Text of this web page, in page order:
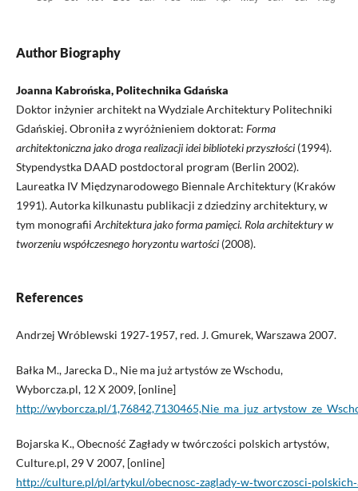
Author Biography
Joanna Kabrońska, Politechnika Gdańska
Doktor inżynier architekt na Wydziale Architektury Politechniki
Gdańskiej. Obroniła z wyróżnieniem doktorat: Forma
architektoniczna jako droga realizacji idei biblioteki przyszłości(1994).
Stypendystka DAAD postdoctoral program (Berlin 2002).
Laureatka IV Międzynarodowego Biennale Architektury (Kraków
1991). Autorka kilkunastu publikacji z dziedziny architektury, w
tym monografii Architektura jako forma pamięci. Rola architektury w
tworzeniu współczesnego horyzontu wartości(2008).
References
Andrzej Wróblewski 1927‑1957, red. J. Gmurek, Warszawa 2007.
Bałka M., Jarecka D., Nie ma już artystów ze Wschodu,
Wyborcza.pl, 12 X 2009, [online]
http://wyborcza.pl/
Bojarska K., Obecność Zagłady w twórczości polskich artystów,
Culture.pl, 29 V 2007, [online]
http://culture.pl/pl/artykul/